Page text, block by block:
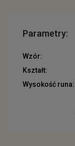
Parametry:
Wzór:
Kształt:
Wysokość runa: